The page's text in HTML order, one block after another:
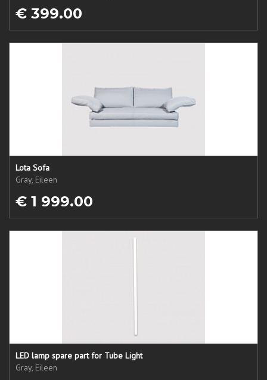
€ 399.00
Lota Sofa
Gray, Eileen
€ 1 999.00
LED lamp spare part for Tube Light
Gray, Eileen